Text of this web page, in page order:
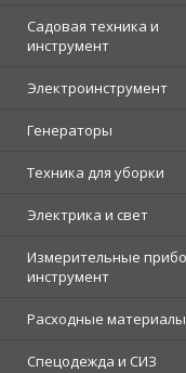
Садовая техника и
инструмент
Электроинструмент
Генераторы
Техника для уборки
Электрика и свет
Измерительные
инструмент
Расходные материалы
Спецодежда и СИЗ